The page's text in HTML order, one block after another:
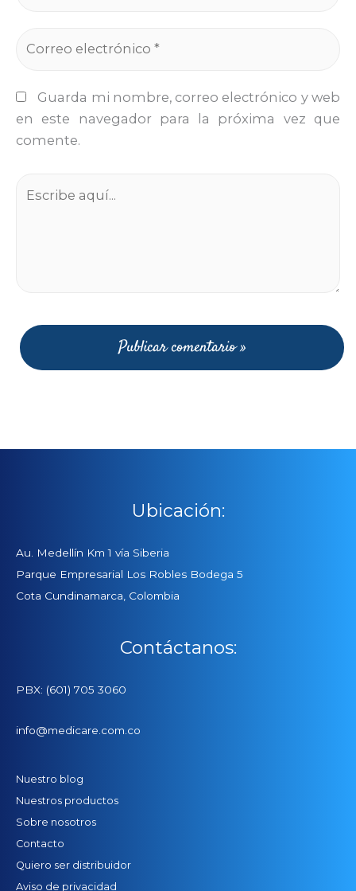
Guarda mi nombre, correo electrónico y web
en este navegador para la próxima vez que
comente.
aquí...
Ubicación:
Au. Medellín Km 1 vía Siberia
Parque Empresarial Los Robles Bodega 5
Cota Cundinamarca, Colombia
Contáctanos:
PBX: (601) 705 3060
info@medicare.com.co
Nuestro blog
Nuestros productos
Sobre nosotros
Contacto
Quiero ser distribuidor
Aviso de privacidad